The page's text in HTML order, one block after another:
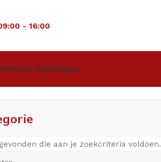
- 16:00
ROCAS Opleidingen
die aan je zoekcriteria voldoen.